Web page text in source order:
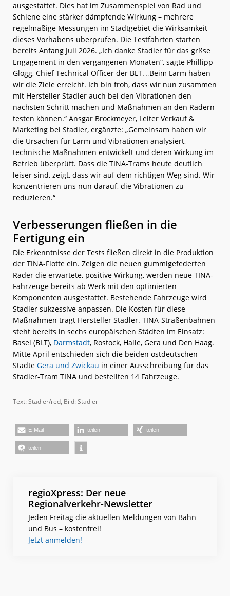
ausgestattet. Dies hat im Zusammenspiel von Rad und
Schiene eine stärker dämpfende Wirkung – mehrere
regelmäßige Messungen im Stadtgebiet die Wirksamkeit
dieses Vorhabens überprüfen. Die Testfahrten starten
bereits Anfang Juli 2026. „Ich danke Stadler für das grßse
Engagement in den vergangenen Monaten“, sagte Phillipp
Glogg, Chief Technical Officer der BLT. „Beim Lärm haben
wir die Ziele erreicht. Ich bin froh, dass wir nun zusammen
mit Hersteller Stadler auch bei den Vibrationen den
nächsten Schritt machen und Maßnahmen an den Rädern
testen können.“ Ansgar Brockmeyer, Leiter Verkauf &
Marketing bei Stadler, ergänzte: „Gemeinsam haben wir
die Ursachen für Lärm und Vibrationen analysiert,
technische Maßnahmen entwickelt und deren Wirkung im
Betrieb überprüft. Dass die TINA-Trams heute deutlich
leiser sind, zeigt, dass wir auf dem richtigen Weg sind. Wir
konzentrieren uns nun darauf, die Vibrationen zu
reduzieren.“
Verbesserungen fließen in die
Fertigung ein
Die Erkenntnisse der Tests fließen direkt in die Produktion
der TINA-Flotte ein. Zeigen die neuen gummigefederten
Räder die erwartete, positive Wirkung, werden neue TINA-
Fahrzeuge bereits ab Werk mit den optimierten
Komponenten ausgestattet. Bestehende Fahrzeuge wird
Stadler sukzessive anpassen. Die Kosten für diese
Maßnahmen trägt Hersteller Stadler. TINA-Straßenbahnen
steht bereits in sechs europäischen Städten im Einsatz:
Basel (BLT), Darmstadt, Rostock, Halle, Gera und Den Haag.
Mitte April entschieden sich die beiden ostdeutschen
Städte Gera und Zwickau in einer Ausschreibung für das
Stadler-Tram TINA und bestellten 14 Fahrzeuge.
Text: Stadler/red, Bild: Stadler
E-Mail teilen teilen
teilen
regioXpress: Der neue
Regionalverkehr-Newsletter
Jeden Freitag die aktuellen Meldungen von Bahn
und Bus – kostenfrei!
Jetzt anmelden!